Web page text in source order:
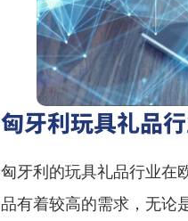
匈牙利玩具礼品
匈牙利的玩具礼品行业在
品有着较高的需求，无论